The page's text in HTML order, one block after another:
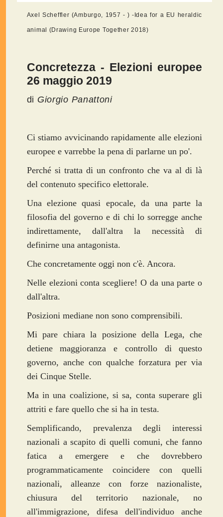
Axel Scheffler (Amburgo, 1957 - ) -Idea for a EU heraldic
animal (Drawing Europe Together 2018)
Concretezza - Elezioni europee
26 maggio 2019
di Giorgio Panattoni
Ci stiamo avvicinando rapidamente alle elezioni
europee e varrebbe la pena di parlarne un po'.
Perché si tratta di un confronto che va al di là
del contenuto specifico elettorale.
Una elezione quasi epocale, da una parte la
filosofia del governo e di chi lo sorregge anche
indirettamente, dall'altra la necessità di
definirne una antagonista.
Che concretamente oggi non c'è. Ancora.
Nelle elezioni conta scegliere! O da una parte o
dall'altra.
Posizioni mediane non sono comprensibili.
Mi pare chiara la posizione della Lega, che
detiene maggioranza e controllo di questo
governo, anche con qualche forzatura per via
dei Cinque Stelle.
Ma in una coalizione, si sa, conta superare gli
attriti e fare quello che si ha in testa.
Semplificando, prevalenza degli interessi
nazionali a scapito di quelli comuni, che fanno
fatica a emergere e che dovrebbero
programmaticamente coincidere con quelli
nazionali, alleanze con forze nazionaliste,
chiusura del territorio nazionale, no
all'immigrazione, difesa dell'individuo anche